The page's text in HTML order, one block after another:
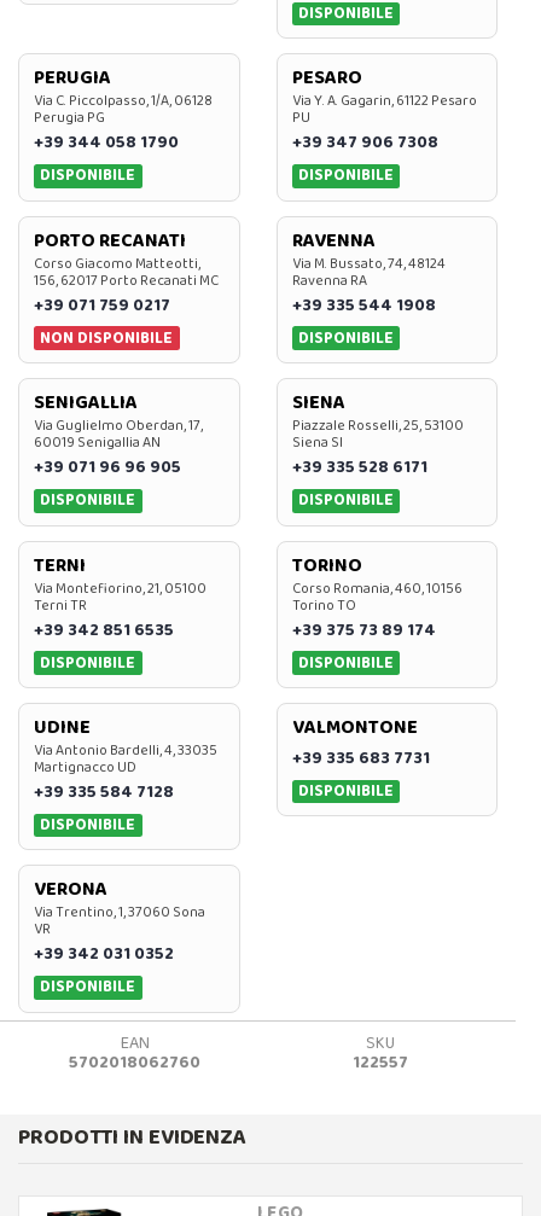
DISPONIBILE
PERUGIA
Via C. Piccolpasso, 1/A, 06128
Perugia PG
+39 344 058 1790
DISPONIBILE
PESARO
Via Y. A. Gagarin, 61122 Pesaro
PU
+39 347 906 7308
DISPONIBILE
PORTO RECANATI
Corso Giacomo Matteotti,
156, 62017 Porto Recanati MC
+39 071 759 0217
NON DISPONIBILE
RAVENNA
Via M. Bussato, 74, 48124
Ravenna RA
+39 335 544 1908
DISPONIBILE
SENIGALLIA
Via Guglielmo Oberdan, 17,
60019 Senigallia AN
+39 071 96 96 905
DISPONIBILE
SIENA
Piazzale Rosselli, 25, 53100
Siena SI
+39 335 528 6171
DISPONIBILE
TERNI
Via Montefiorino, 21, 05100
Terni TR
+39 342 851 6535
DISPONIBILE
TORINO
Corso Romania, 460, 10156
Torino TO
+39 375 73 89 174
DISPONIBILE
UDINE
Via Antonio Bardelli, 4, 33035
Martignacco UD
+39 335 584 7128
DISPONIBILE
VALMONTONE
+39 335 683 7731
DISPONIBILE
VERONA
Via Trentino, 1, 37060 Sona
VR
+39 342 031 0352
DISPONIBILE
EAN
5702018062760
SKU
122557
PRODOTTI IN EVIDENZA